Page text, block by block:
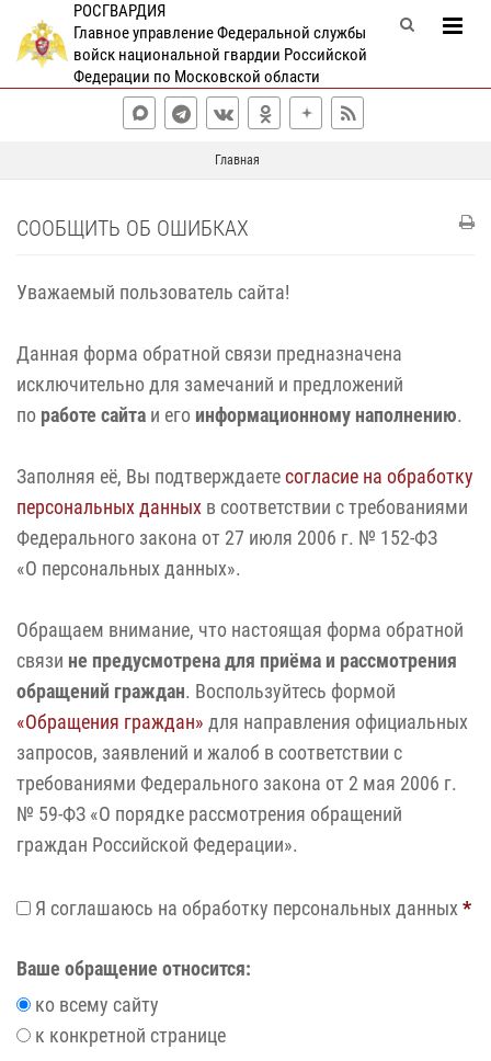
РОСГВАРДИЯ
Главное управление Федеральной службы
войск национальной гвардии Российской
Федерации по Московской области
Главная
СООБЩИТЬ ОБ ОШИБКАХ
Уважаемый пользователь сайта!
Данная форма обратной связи предназначена
исключительно для замечаний и предложений
по работе сайта и его информационному наполнению.
Заполняя её, Вы подтверждаетесогласие на обработку
персональных данных в соответствии с требованиями
Федерального закона от 27 июля 2006 г. № 152‑ФЗ
«О персональных данных».
Обращаем внимание, что настоящая форма обратной
связи не предусмотрена для приёма и рассмотрения
обращений граждан. Воспользуйтесь формой
«Обращения граждан» для направления официальных
запросов, заявлений и жалоб в соответствии с
требованиями Федерального закона от 2 мая 2006 г.
№ 59‑ФЗ «О порядке рассмотрения обращений
граждан Российской Федерации».
Я соглашаюсь на обработку персональных данных *
Ваше обращение относится:
ко всему сайту
к конкретной странице